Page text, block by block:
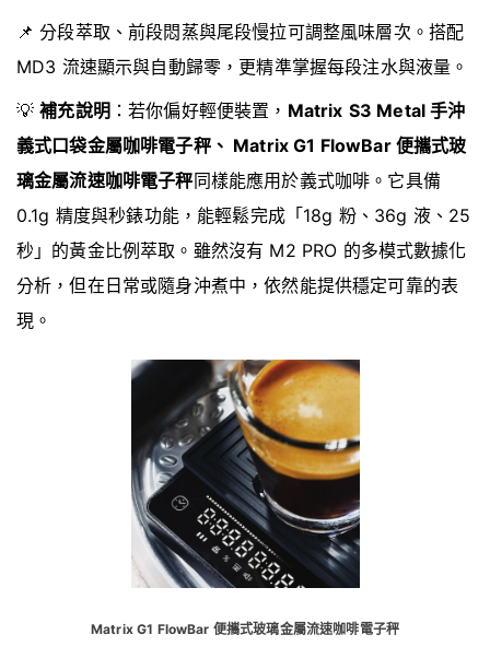
📌 分段萃取、前段悶蒸與尾段慢拉可調整風味層次。搭配
MD3 流速顯示與自動歸零，更精準掌握每段注水與液量。
💡補充說明 ：若你偏好輕便裝置， Matrix S3 Metal 手沖
義式口袋金屬咖啡電子秤、 Matrix G1 FlowBar 便攜式玻
璃金屬流速咖啡電子秤同樣能應用於義式咖啡。它具備
0.1g 精度與秒錶功能，能輕鬆完成「18g 粉、36g 液、25
秒」的黃金比例萃取。雖然沒有 M2 PRO 的多模式數據化
分析，但在日常或隨身沖煮中，依然能提供穩定可靠的表
現。
Matrix G1 FlowBar 便攜式玻璃金屬流速咖啡電子秤